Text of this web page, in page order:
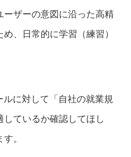
ーザーの意図に沿った高精
、日常的に学習（練習）
に対して「自社の就業規
しているか確認してほし
。